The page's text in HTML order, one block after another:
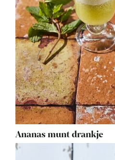
Ananas munt drankje